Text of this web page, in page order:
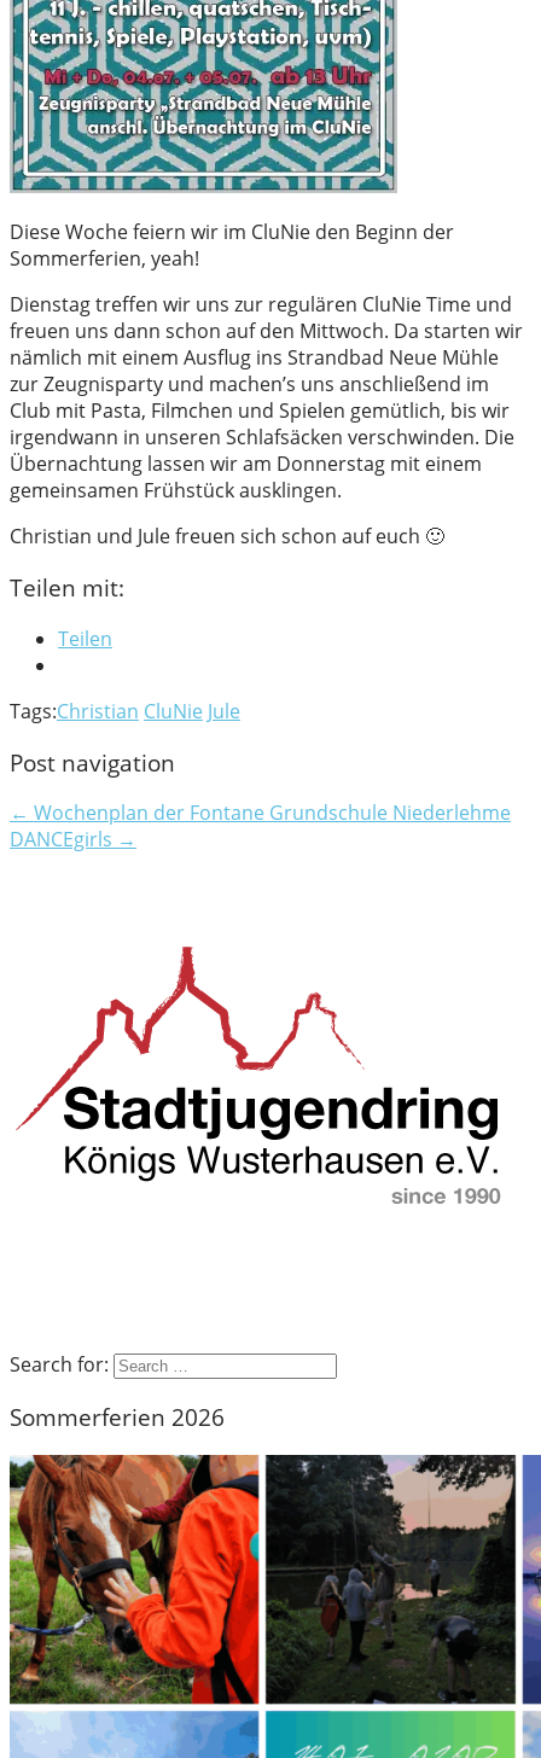
Diese Woche feiern wir im CluNie den Beginn der
Sommerferien, yeah!
Dienstag treffen wir uns zur regulären CluNie Time und
freuen uns dann schon auf den Mittwoch. Da starten wir
nämlich mit einem Ausflug ins Strandbad Neue Mühle
zur Zeugnisparty und machen’s uns anschließend im
Club mit Pasta, Filmchen und Spielen gemütlich, bis wir
irgendwann in unseren Schlafsäcken verschwinden. Die
Übernachtung lassen wir am Donnerstag mit einem
gemeinsamen Frühstück ausklingen.
Christian und Jule freuen sich schon auf euch 🙂
Teilen mit:
Teilen
Tags:Christian CluNie Jule
Post navigation
← Wochenplan der Fontane Grundschule Niederlehme
DANCEgirls →
Search for:
Sommerferien 2026